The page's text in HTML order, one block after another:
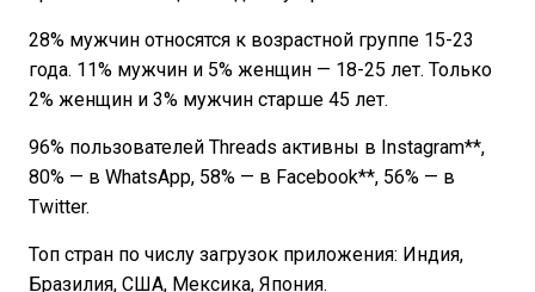
28% мужчин относятся к возрастной группе 15-23
года. 11% мужчин и 5% женщин — 18-25 лет. Только
2% женщин и 3% мужчин старше 45 лет.
96% пользователей Threads активны в Instagram**,
80% — в WhatsApp, 58% — в Facebook**, 56% — в
Twitter.
Топ стран по числу загрузок приложения: Индия,
Бразилия, США, Мексика, Япония.